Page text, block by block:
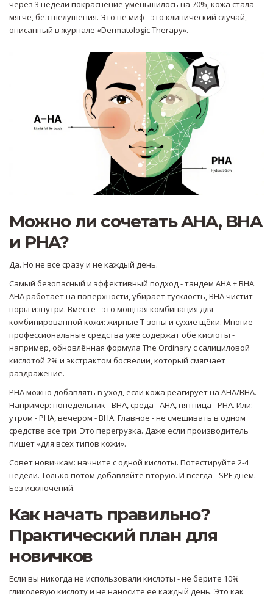
через 3 недели покраснение уменьшилось на 70%, кожа стала
мягче, без шелушения. Это не миф - это клинический случай,
описанный в журнале «Dermatologic Therapy».
Можно ли сочетать AHA, BHA
и PHA?
Да. Но не все сразу и не каждый день.
Самый безопасный и эффективный подход - тандем AHA + BHA.
AHA работает на поверхности, убирает тусклость, BHA чистит
поры изнутри. Вместе - это мощная комбинация для
комбинированной кожи: жирные Т-зоны и сухие щёки. Многие
профессиональные средства уже содержат обе кислоты -
например, обновлённая формула The Ordinary с салициловой
кислотой 2% и экстрактом босвелии, который смягчает
раздражение.
PHA можно добавлять в уход, если кожа реагирует на AHA/BHA.
Например: понедельник - BHA, среда - AHA, пятница - PHA. Или:
утром - PHA, вечером - BHA. Главное - не смешивать в одном
средстве все три. Это перегрузка. Даже если производитель
пишет «для всех типов кожи».
Совет новичкам: начните с одной кислоты. Потестируйте 2-4
недели. Только потом добавляйте вторую. И всегда - SPF днём.
Без исключений.
Как начать правильно?
Практический план для
новичков
Если вы никогда не использовали кислоты - не берите 10%
гликолевую кислоту и не наносите её каждый день. Это как